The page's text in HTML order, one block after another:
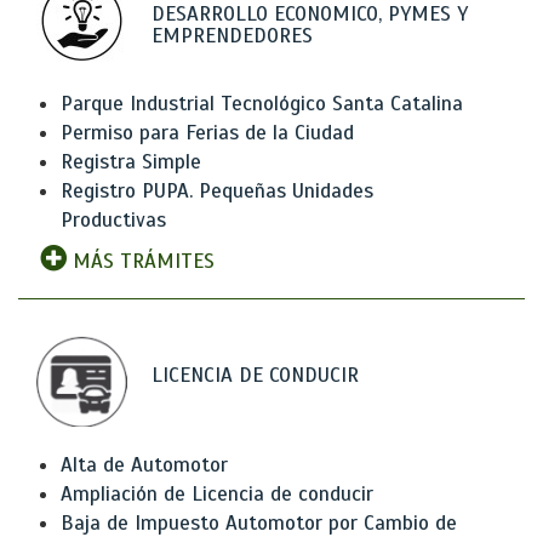
DESARROLLO ECONOMICO, PYMES Y
EMPRENDEDORES
Parque Industrial Tecnológico Santa Catalina
Permiso para Ferias de la Ciudad
Registra Simple
Registro PUPA. Pequeñas Unidades
Productivas
MÁS TRÁMITES
LICENCIA DE CONDUCIR
Alta de Automotor
Ampliación de Licencia de conducir
Baja de Impuesto Automotor por Cambio de